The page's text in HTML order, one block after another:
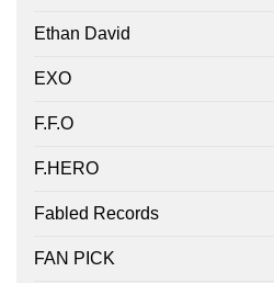
Ethan David
EXO
F.F.O
F.HERO
Fabled Records
FAN PICK